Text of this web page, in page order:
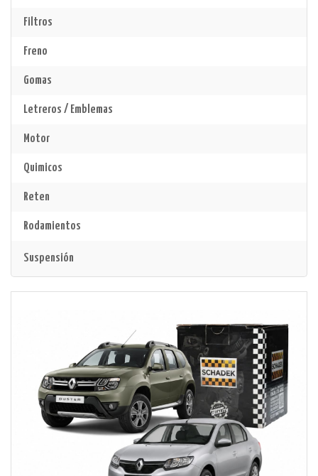
Filtros
Freno
Gomas
Letreros / Emblemas
Motor
Quimicos
Reten
Rodamientos
Suspensión